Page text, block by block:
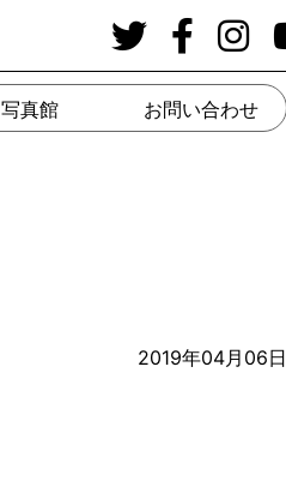
写真館 お問い合わせ
2019年04月06日